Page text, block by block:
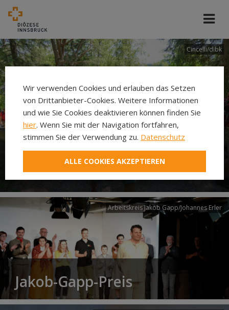
Cincelli/dibk
Neuer Pilgerweg Via
Laudato si’
Arbeitskreis Jakob Gapp/Johannes Erler
Jakob-Gapp-Preis
Wir verwenden Cookies und erlauben das Setzen
von Drittanbieter-Cookies. Weitere Informationen
und wie Sie Cookies deaktivieren können finden Sie
hier. Wenn Sie mit der Navigation fortfahren,
stimmen Sie der Verwendung zu. Datenschutz
ALLE COOKIES AKZEPTIEREN